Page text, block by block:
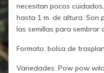
necesitan pocos
hasta 1 m. de altura. Son
las semillas para sembrar
Formato: bolsa de
Variedades: Pow pow